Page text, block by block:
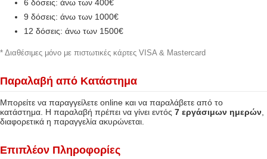
6 δόσεις: άνω των 400€
9 δόσεις: άνω των 1000€
12 δόσεις: άνω των 1500€
* Διαθέσιμες μόνο με πιστωτικές κάρτες VISA & Mastercard
Παραλαβή από Κατάστημα
Μπορείτε να παραγγείλετε online και να παραλάβετε από το
κατάστημα. Η παραλαβή πρέπει να γίνει εντός 7 εργάσιμων ημερών
διαφορετικά η παραγγελία ακυρώνεται.
Επιπλέον Πληροφορίες